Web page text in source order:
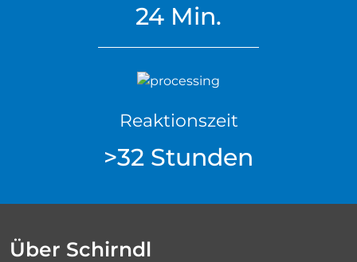
24 Min.
Reaktionszeit
>32 Stunden
Über Schirndl